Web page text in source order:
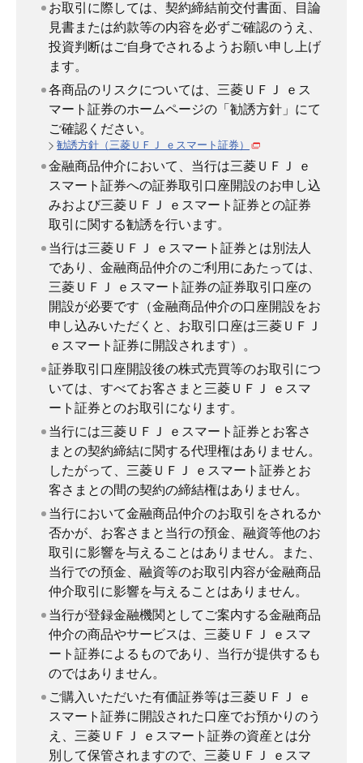
お取引に際しては、契約締結前交付書面、目論
見書または約款等の内容を必ずご確認のうえ、
投資判断はご自身でされるようお願い申し上げ
ます。
各商品のリスクについては、三菱ＵＦＪ ｅス
マート証券のホームページの「勧誘方針」にて
ご確認ください。
勧誘方針（三菱ＵＦＪ ｅスマート証券）
金融商品仲介において、当行は三菱ＵＦＪ ｅ
スマート証券への証券取引口座開設のお申し込
みおよび三菱ＵＦＪ ｅスマート証券との証券
取引に関する勧誘を行います。
当行は三菱ＵＦＪ ｅスマート証券とは別法人
であり、金融商品仲介のご利用にあたっては、
三菱ＵＦＪ ｅスマート証券の証券取引口座の
開設が必要です（金融商品仲介の口座開設をお
申し込みいただくと、お取引口座は三菱ＵＦＪ
ｅスマート証券に開設されます）。
証券取引口座開設後の株式売買等のお取引につ
いては、すべてお客さまと三菱ＵＦＪ ｅスマ
ート証券とのお取引になります。
当行には三菱ＵＦＪ ｅスマート証券とお客さ
まとの契約締結に関する代理権はありません。
したがって、三菱ＵＦＪ ｅスマート証券とお
客さまとの間の契約の締結権はありません。
当行において金融商品仲介のお取引をされるか
否かが、お客さまと当行の預金、融資等他のお
取引に影響を与えることはありません。また、
当行での預金、融資等のお取引内容が金融商品
仲介取引に影響を与えることはありません。
当行が登録金融機関としてご案内する金融商品
仲介の商品やサービスは、三菱ＵＦＪ ｅスマ
ート証券によるものであり、当行が提供するも
のではありません。
ご購入いただいた有価証券等は三菱ＵＦＪ ｅ
スマート証券に開設された口座でお預かりのう
え、三菱ＵＦＪ ｅスマート証券の資産とは分
別して保管されますので、三菱ＵＦＪ ｅスマ